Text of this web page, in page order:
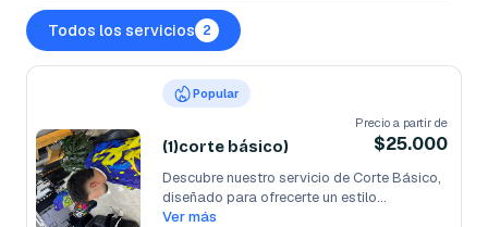
Todos los servicios 2
Popular
(1)corte básico)
Precio a partir de
$25.000
Descubre nuestro servicio de Corte Básico,
diseñado para ofrecerte un estilo...
Ver más